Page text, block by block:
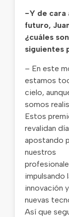
-Y de cara
futuro,
¿cuáles
siguientes
– En este
estamos
cielo,
somos
Estos
revalidan
apostando
nuestros
impulsando
innovación
nuevas
Así que